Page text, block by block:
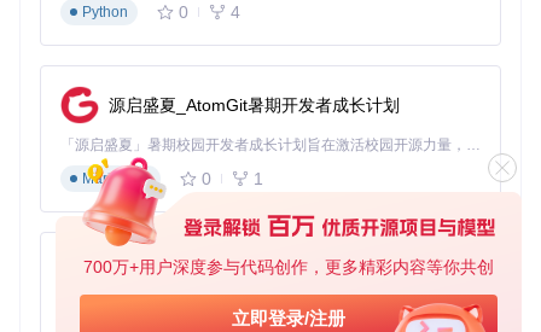
700万+用户深度参与代码创作，更多精彩内容等你共创
立即登录/注册
将64位浮点数坐标转换为定点数表示，可减少50%数据量：
fn compress_coordinates (original: &[f64], scale:
    original.
        .
map(|&val| (val * scale).round() as i32
        .
collect
// 使用示例：1mm精度的坐标压缩
scale_factor
compressed = compress_coordinates
实例化渲染：GPU加速关键
Python
0 4
源启盛夏_AtomGit暑期开发者成长计划
「源启盛夏」暑期校园开发者成长计划旨在激活校园开源力量，通过积分激励、认证扶持、资源倾斜等形式，引导高校组织和开发者完成「入驻 — 建项目 — 做贡献 — 获认证 — 得资源」的完整闭环。无论你是想带领社团入驻平台的组织者，还是希望用代码贡献证明自己的开发者，都能在这里找到属于你的成长路径。
Markdown
0 1
py-xiaozhi
基于Python的Xiaozhi AI，适用于想要完整Xiaozhi体验而无需拥有专用硬件的用户。